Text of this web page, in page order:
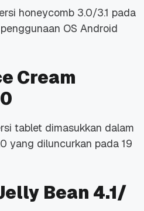
honeycomb 3.0/3.1 pada
OS Android
Cream
tablet dimasukkan dalam
yang diluncurkan pada 19
Bean 4.1/